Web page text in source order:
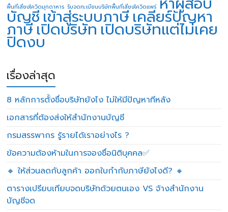
พื้นที่เสี่ยงโควิดมุกดาหาร รับจดทะเบียนบริษัทพื้นที่เสี่ยงโควิดแพร่
บัญชี เข้าสู่ระบบภาษี เคลียร์ปัญหา
ภาษีเปิดบริษัทเปิดบริษัทแต่ไม่เคย
ปิดงบ
เรื่องล่าสุด
8 หลักการตั้งชื่อบริษัทยังไง ไม่ให้มีปัญหาทีหลัง
เอกสารที่ต้องส่งให้สำนักงานบัญชี
กรมสรรพากร รู้รายได้เราอย่างไร ?
ข้อความต้องห้ามในการจองชื่อนิติบุคคล✅
🔸 ให้ส่วนลดกับลูกค้า ออกใบกำกับภาษียังไงดี? 🔸
ตารางเปรียบเทียบจดบริษัทด้วยตนเอง VS จ้างสำนักงาน
บัญชีจด